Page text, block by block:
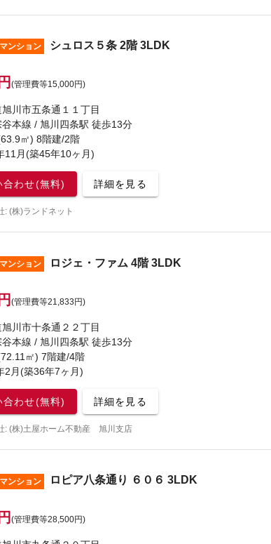
ンション シュロス５条 2階 3LDK
(管理費等15,000円)
川市五条通１１丁目
谷本線 / 旭川四条駅 徒歩13分
㎡) 8階建/2階
11月(築45年10ヶ月)
合わせ(無料) 詳細を見る
: (株)ランドネット
ンション ロジェ・ファム 4階 3LDK
(管理費等21,833円)
川市十条通２２丁目
谷本線 / 旭川四条駅 徒歩13分
㎡) 7階建/4階
2月(築36年7ヶ月)
合わせ(無料) 詳細を見る
: (株)土屋ホーム不動産 旭川支店
ンション ロピア八条通り ６０６ 3LDK
(管理費等28,500円)